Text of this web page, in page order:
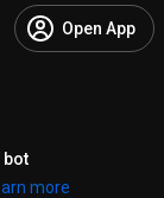
Open App
bot
more